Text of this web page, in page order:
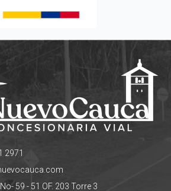
2971
59 - 51 OF. 203 Torre 3